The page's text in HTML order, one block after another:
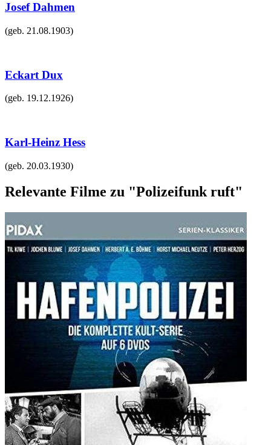
Josef Dahmen
(geb. 21.08.1903)
Eckart Dux
(geb. 19.12.1926)
Karl-Heinz Hess
(geb. 20.03.1930)
Relevante Filme zu "Polizeifunk ruft"